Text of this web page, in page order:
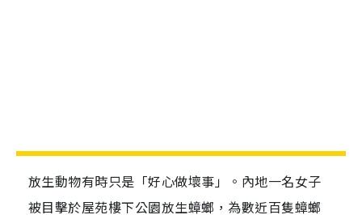
放生動物有時只是「好心做壞事」。內地一名女子
被目擊於屋苑樓下公園放生蟑螂，為數近百隻蟑螂